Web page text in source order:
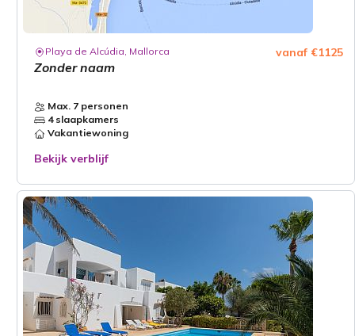
Playa de Alcúdia, Mallorca
Zonder naam
vanaf €1125
Max. 7 personen
4 slaapkamers
Vakantiewoning
Bekijk verblijf